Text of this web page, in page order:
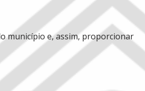
município e, assim, proporcionar